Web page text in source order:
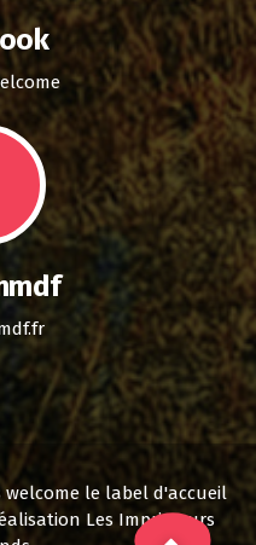
welcome le label d'accueil
Les Imprimeurs